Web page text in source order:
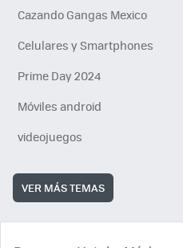
Cazando Gangas Mexico
Celulares y Smartphones
Prime Day 2024
Móviles android
videojuegos
VER MÁS TEMAS